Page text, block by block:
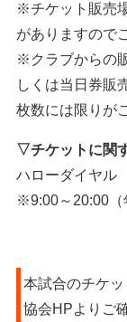
※チケット販売
がありますので
※クラブからの
しくは当日券販
枚数には限りが
▽チケットに関
ハローダイヤ
※9:00～20:00（
本試合のチケ
協会HPよりご